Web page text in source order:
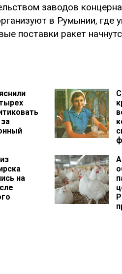
заводов
в Румынии, где
поставки ракет
на